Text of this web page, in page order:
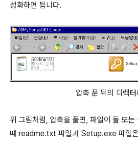
성화하면 됩니다.
압축 푼 뒤의 디렉터
위 그림처럼, 압축을 풀면, 파일이 둘 또는
때 readme.txt 파일과 Setup.exe 파일